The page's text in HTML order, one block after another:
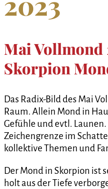
Mai Vollmond
Skorpion
Das Radix-Bild des Mai
Raum. Allein Mond in
Gefühle und evtl.
Zeichengrenze im
kollektive Themen und
Der Mond in Skorpion ist
holt aus der Tiefe